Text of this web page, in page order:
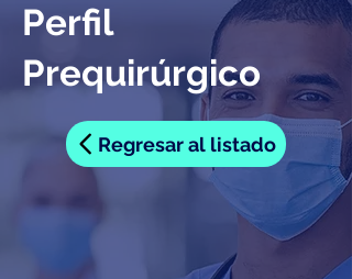
Perfil
Prequirúrgico
Regresar al listado